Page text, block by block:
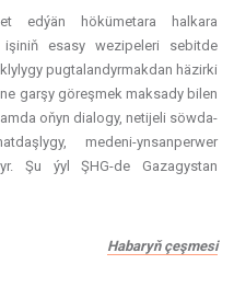
edýän hökümetara halkara
işiniň esasy wezipeleri sebitde
pugtalandyrmakdan häzirki
garşy göreşmek maksady bilen
oňyn dialogy, netijeli söwda-
medeni-ynsanperwer
Şu ýyl ŞHG-de Gazagystan
Habaryň çeşmesi